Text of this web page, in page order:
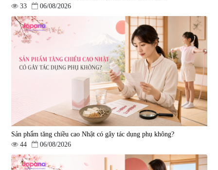
Viên uống hỗ trợ giấc ngủ Fujina
Sleepy Nhật Bản 80 viên
|13.760
580.000 đ
điều trị đột quỵ Biken Kinase
Gold 60 viên
|0
1.570.000 đ
33
06/08/2026
Sản phẩm tăng chiều cao Nhật có gây tác dụng phụ không?
44
06/08/2026